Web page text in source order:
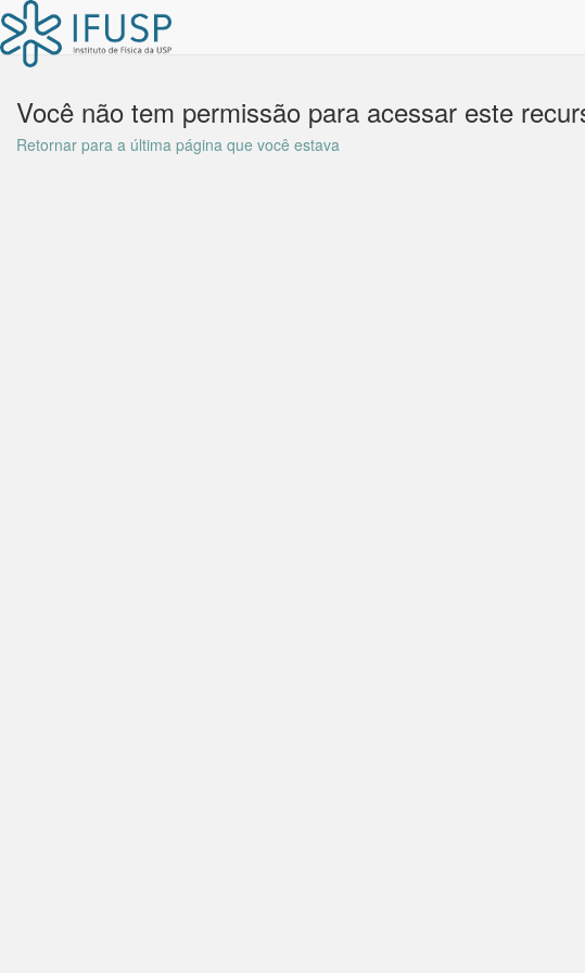
Você não tem permissão para acessar este
Retornar para a última página que você estava